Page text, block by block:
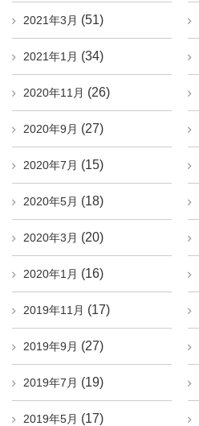
2021年3月 (51)
2021年1月 (34)
2020年11月 (26)
2020年9月 (27)
2020年7月 (15)
2020年5月 (18)
2020年3月 (20)
2020年1月 (16)
2019年11月 (17)
2019年9月 (27)
2019年7月 (19)
2019年5月 (17)